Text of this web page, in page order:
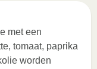
met een
tomaat, paprika
worden